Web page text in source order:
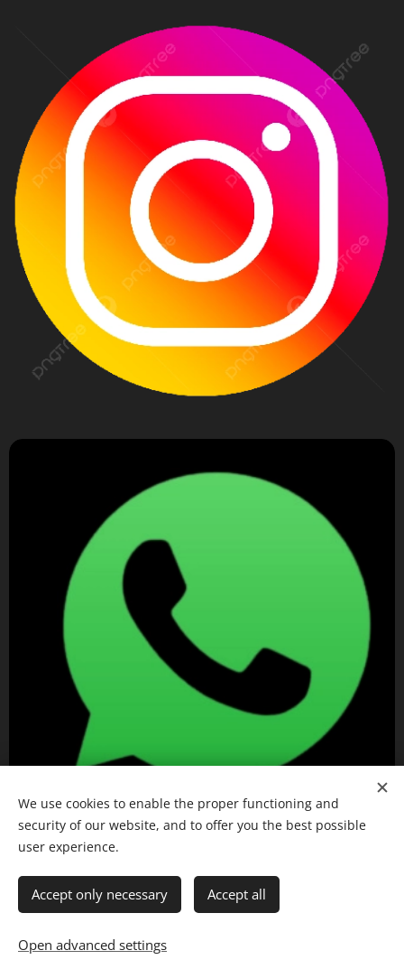
Desenvolvido porWebnode
Português brasileiro
We use cookies to enable the proper functioning and
security of our website, and to offer you the best possible
user experience.
Accept only necessary Accept all
Open advanced settings